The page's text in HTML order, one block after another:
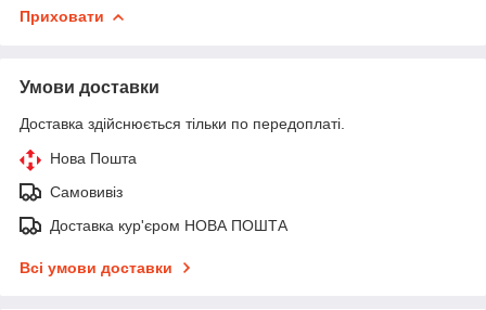
Приховати
Умови доставки
Доставка здійснюється тільки по передоплаті.
Нова Пошта
Самовивіз
Доставка кур'єром НОВА ПОШТА
Всі умови доставки